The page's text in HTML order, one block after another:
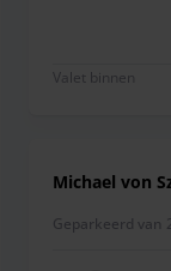
Valet binnen
Michael von
Geparkeerd van